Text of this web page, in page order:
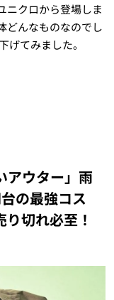
ニクロから登場しま
どんなものなのでし
げてみました。
ウター」雨
の最強コス
切れ必至！